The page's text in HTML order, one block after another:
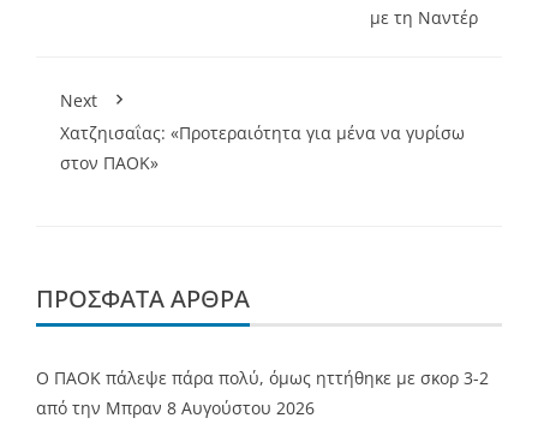
με τη Ναντέρ
Next
Χατζηισαΐας: «Προτεραιότητα για μένα να γυρίσω
στον ΠΑΟΚ»
ΠΡΌΣΦΑΤΑ ΆΡΘΡΑ
Ο ΠΑΟΚ πάλεψε πάρα πολύ, όμως ηττήθηκε με σκορ 3-2
από την Μπραν 8 Αυγούστου 2026